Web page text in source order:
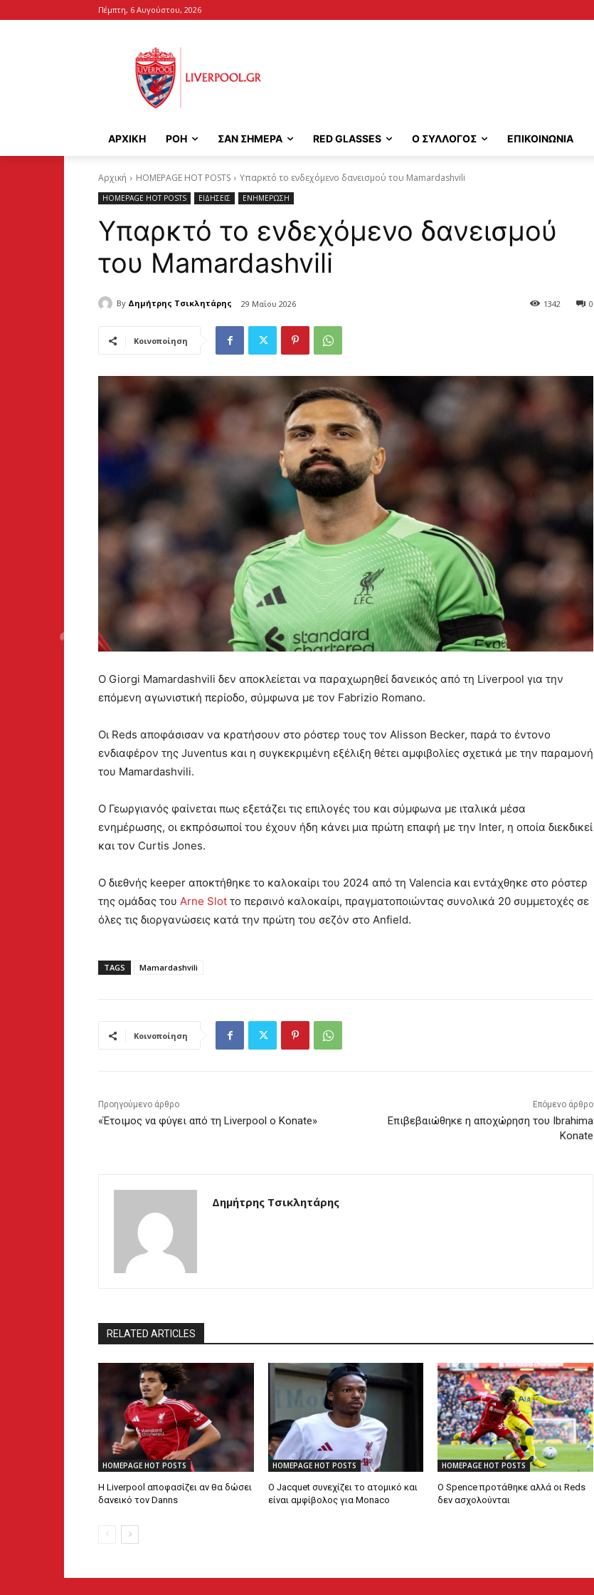
Πέμπτη, 6 Αυγούστου, 2026
ΑΡΧΙΚΉ ΡΟΗ ΣΑΝ ΣΗΜΕΡΑ RED GLASSES Ο ΣΥΛΛΟΓΟΣ ΕΠΙΚΟΙΝΩΝΙΑ
Αρχική HOMEPAGE HOT POSTS Υπαρκτό το ενδεχόμενο δανεισμού του Mamardashvili
HOMEPAGE HOT POSTS ΕΙΔΗΣΕΙΣ ΕΝΗΜΕΡΩΣΗ
Υπαρκτό το ενδεχόμενο δανεισμού
του Mamardashvili
By Δημήτρης Τσικλητάρης 29 Μαΐου 2026 0
1342
Κοινοποίηση
Ο Giorgi Mamardashvili δεν αποκλείεται να παραχωρηθεί δανεικός από τη Liverpool για την
επόμενη αγωνιστική περίοδο, σύμφωνα με τον Fabrizio Romano.
Οι Reds αποφάσισαν να κρατήσουν στο ρόστερ τους τον Alisson Becker, παρά το έντονο
ενδιαφέρον της Juventus και η συγκεκριμένη εξέλιξη θέτει αμφιβολίες σχετικά με την παραμονή
του Mamardashvili.
Ο Γεωργιανός φαίνεται πως εξετάζει τις επιλογές του και σύμφωνα με ιταλικά μέσα
ενημέρωσης, οι εκπρόσωποί του έχουν ήδη κάνει μια πρώτη επαφή με την Inter, η οποία διεκδικεί
και τον Curtis Jones.
Ο διεθνής keeper αποκτήθηκε το καλοκαίρι του 2024 από τη Valencia και εντάχθηκε στο ρόστερ
της ομάδας του Arne Slot το περσινό καλοκαίρι, πραγματοποιώντας συνολικά 20 συμμετοχές σε
όλες τις διοργανώσεις κατά την πρώτη του σεζόν στο Anfield.
TAGS Mamardashvili
Κοινοποίηση
Προηγούμενο άρθρο
«Έτοιμος να φύγει από τη Liverpool ο Konate»
Επόμενο άρθρο
Επιβεβαιώθηκε η αποχώρηση του Ibrahima
Konate
Δημήτρης Τσικλητάρης
RELATED ARTICLES
HOMEPAGE HOT POSTS
Η Liverpool αποφασίζει αν θα δώσει
δανεικό τον Danns
HOMEPAGE HOT POSTS
Ο Jacquet συνεχίζει το ατομικό και
είναι αμφίβολος για Monaco
HOMEPAGE HOT POSTS
Ο Spence προτάθηκε αλλά οι Reds
δεν ασχολούνται